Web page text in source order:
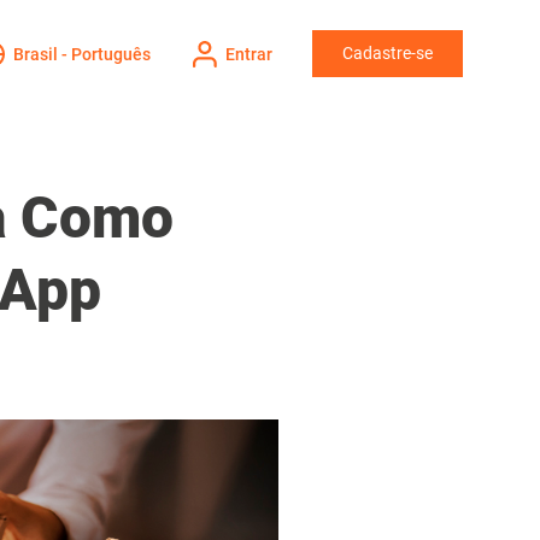
Brasil - Português Entrar Cadastre-se
Como